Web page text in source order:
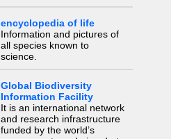
encyclopedia of life
Information and pictures of
all species known to
science.
Global Biodiversity
Information Facility
It is an international network
and research infrastructure
funded by the world’s